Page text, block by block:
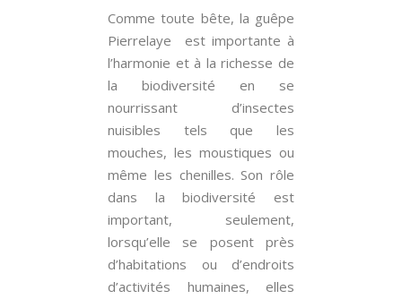
Comme toute bête, la guêpe
Pierrelaye est importante à
l’harmonie et à la richesse de
la biodiversité en se
nourrissant d’insectes
nuisibles tels que les
mouches, les moustiques ou
même les chenilles. Son rôle
dans la biodiversité est
important, seulement,
lorsqu’elle se posent près
d’habitations ou d’endroits
d’activités humaines, elles